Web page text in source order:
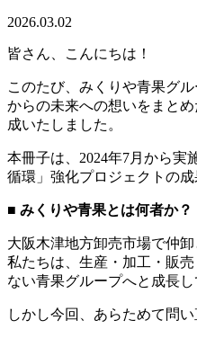
2026.03.02
皆さん、こんにちは！
このたび、みくりや青果グ
からの未来への想いをまとめ
成いたしました。
本冊子は、2024年7月から実
循環」強化プロジェクトの成
■ みくりや青果とは何者か？
大阪木津地方卸売市場で仲卸
私たちは、生産・加工・販
ない青果グループへと成長し
しかし今回、あらためて問い